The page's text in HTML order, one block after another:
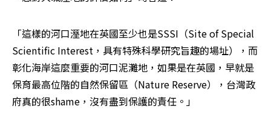
「這樣的河口溼地在英國至少也是SSSI（Site of Special
Scientific Interest，具有特殊科學研究旨趣的場址），而
彰化海岸這麼重要的河口泥灘地，如果是在英國，早就是
保育最高位階的自然保留區（Nature Reserve），台灣政
府真的很shame，沒有盡到保護的責任。」